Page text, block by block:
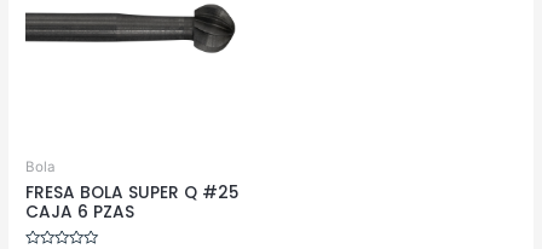
Bola
FRESA BOLA SUPER Q #25
CAJA 6 PZAS